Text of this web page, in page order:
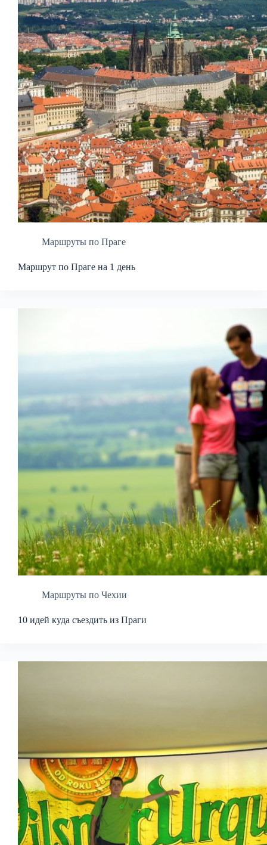
Маршруты по Праге
Маршрут по Праге на 1 день
Маршруты по Чехии
10 идей куда съездить из Праги